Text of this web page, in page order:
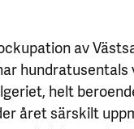
av
helt
året särskilt